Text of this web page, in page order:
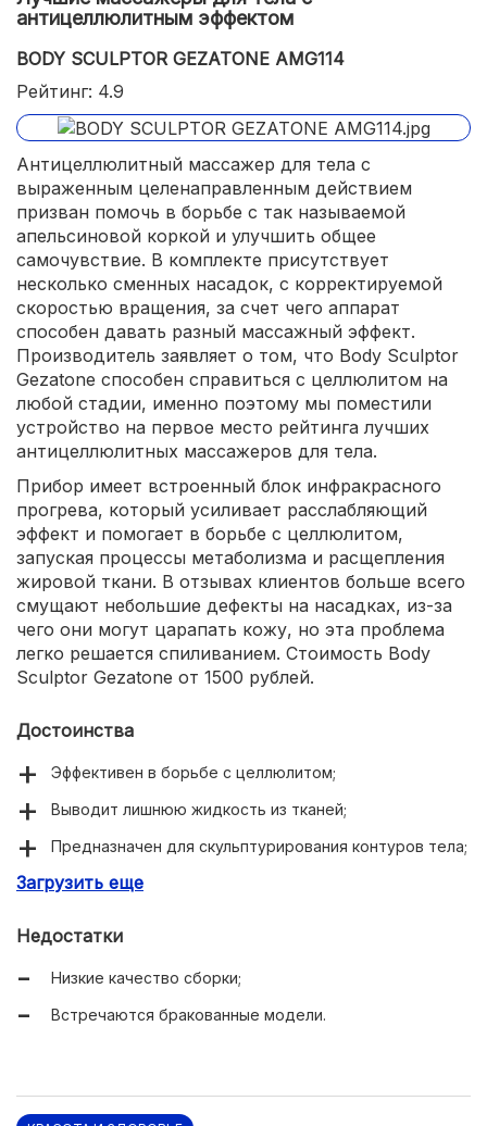
антицеллюлитным эффектом
BODY SCULPTOR GEZATONE AMG114
Рейтинг: 4.9
Антицеллюлитный массажер для тела с
выраженным целенаправленным действием
призван помочь в борьбе с так называемой
апельсиновой коркой и улучшить общее
самочувствие. В комплекте присутствует
несколько сменных насадок, с корректируемой
скоростью вращения, за счет чего аппарат
способен давать разный массажный эффект.
Производитель заявляет о том, что Body Sculptor
Gezatone способен справиться с целлюлитом на
любой стадии, именно поэтому мы поместили
устройство на первое место рейтинга лучших
антицеллюлитных массажеров для тела.
Прибор имеет встроенный блок инфракрасного
прогрева, который усиливает расслабляющий
эффект и помогает в борьбе с целлюлитом,
запуская процессы метаболизма и расщепления
жировой ткани. В отзывах клиентов больше всего
смущают небольшие дефекты на насадках, из-за
чего они могут царапать кожу, но эта проблема
легко решается спиливанием. Стоимость Body
Sculptor Gezatone от 1500 рублей.
Достоинства
Эффективен в борьбе с целлюлитом;
Выводит лишнюю жидкость из тканей;
Предназначен для скульптурирования контуров тела;
Снимает усталость и спазмы в мышцах;
Загрузить еще
Недостатки
Низкие качество сборки;
Встречаются бракованные модели.